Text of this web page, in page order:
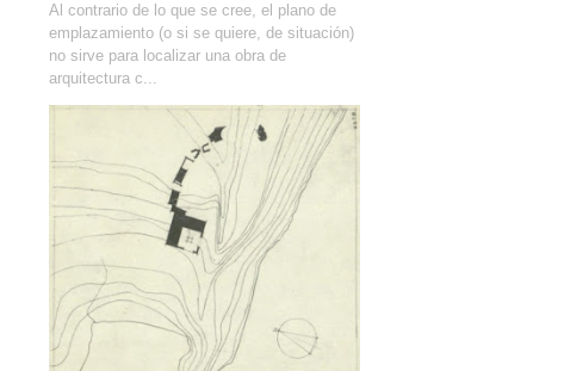
Al contrario de lo que se cree, el plano de
emplazamiento (o si se quiere, de situación)
no sirve para localizar una obra de
arquitectura c...